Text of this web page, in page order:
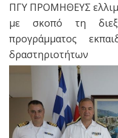
ΠΓΥ ΠΡΟΜΗΘΕΥΣ
με σκοπό τη
προγράμματος